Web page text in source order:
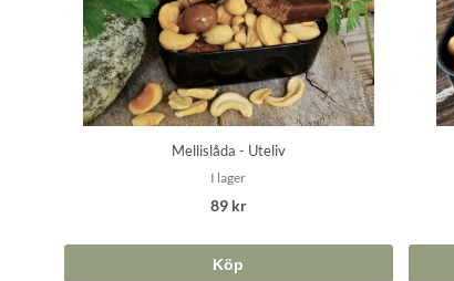
Mellislåda - Uteliv
I lager
89 kr
Köp